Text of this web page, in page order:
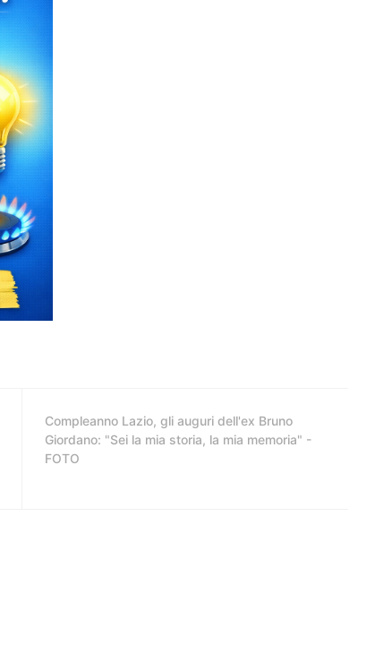
Compleanno Lazio, gli auguri dell'ex Bruno
Giordano: "Sei la mia storia, la mia memoria" -
FOTO